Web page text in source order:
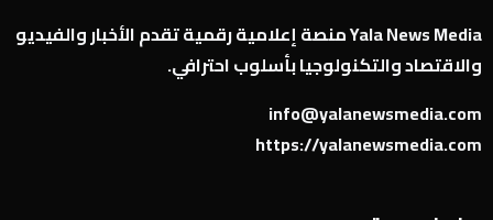
Yala News Media منصة إعلامية رقمية تقدم الأخبار والفيديو
والاقتصاد والتكنولوجيا بأسلوب احترافي.
info@yalanewsmedia.com
https://yalanewsmedia.com